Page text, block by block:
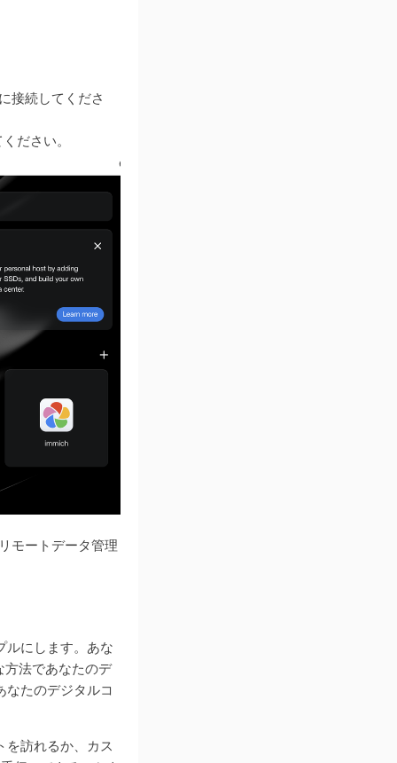
接続してくださ
ださい。
モートデータ管理
ルにします。あな
法であなたのデ
なたのデジタルコ
を訪れるか、カス